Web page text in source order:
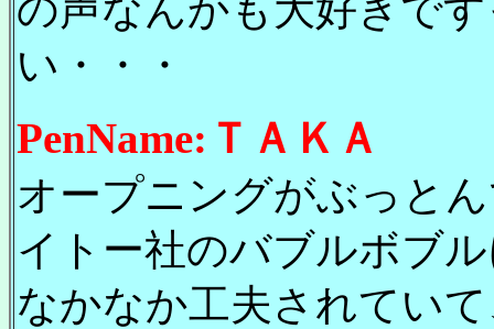
の声なんかも大好きで
い・・・
PenName:ＴＡＫＡ
オープニングがぶっと
イトー社のバブルボブ
なかなか工夫されてい